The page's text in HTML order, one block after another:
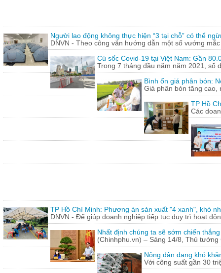
Người lao động không thực hiện “3 tại chỗ” có thể
DNVN - Theo công văn hướng dẫn một số vướng
Cú sốc Covid-19 tại Việt Nam: Gần
Trong 7 tháng đầu năm năm 2021, số
Bình ổn giá phân bón:
Giá phân bón tăng
TP Hồ
Các
TP Hồ Chí Minh: Phương án sản xuất "4 xanh", khó
DNVN - Để giúp doanh nghiệp tiếp tục duy trì hoạt
Nhất định chúng ta sẽ sớm chiến
(Chinhphu.vn) – Sáng 14/8, Thủ
Nông dân đang khó
Với công suất gần 30